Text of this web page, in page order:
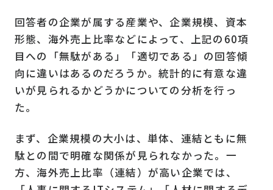
回答者の企業が属する産業や、企業規模、資本
形態、海外売上比率などによって、上記の 60項
目への「無駄がある」「適切である」の回答傾
向に違いはあるのだろうか。統計的に有意な違
いが見られるかどうかについての分析を行っ
た。
まず、企業規模の大小は、単体、連結ともに無
駄との間で明確な関係が見られなかった。一
方、海外売上比率（連結）が高い企業では、